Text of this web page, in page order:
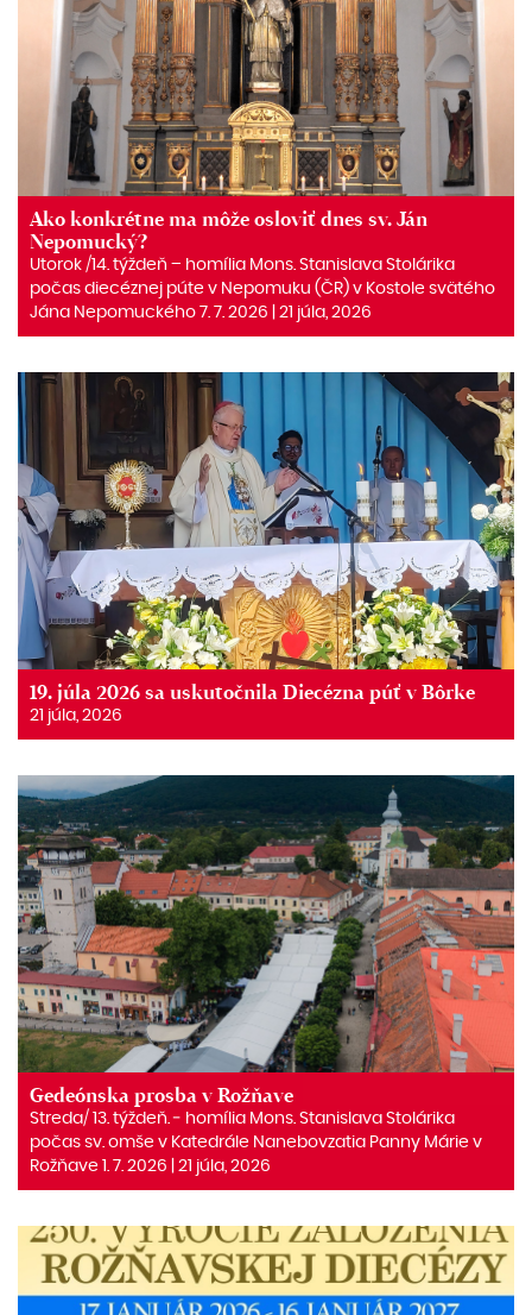
Ako konkrétne ma môže osloviť dnes sv. Ján
Nepomucký?
Utorok /14. týždeň – homília Mons. Stanislava Stolárika
počas diecéznej púte v Nepomuku (ČR) v Kostole svätého
Jána Nepomuckého 7. 7. 2026 | 21 júla, 2026
19. júla 2026 sa uskutočnila Diecézna púť v Bôrke
21 júla, 2026
Gedeónska prosba v Rožňave
Streda/ 13. týždeň. ‒ homília Mons. Stanislava Stolárika
počas sv. omše v Katedrále Nanebovzatia Panny Márie v
Rožňave 1. 7. 2026 | 21 júla, 2026